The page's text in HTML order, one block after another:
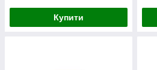
Купити